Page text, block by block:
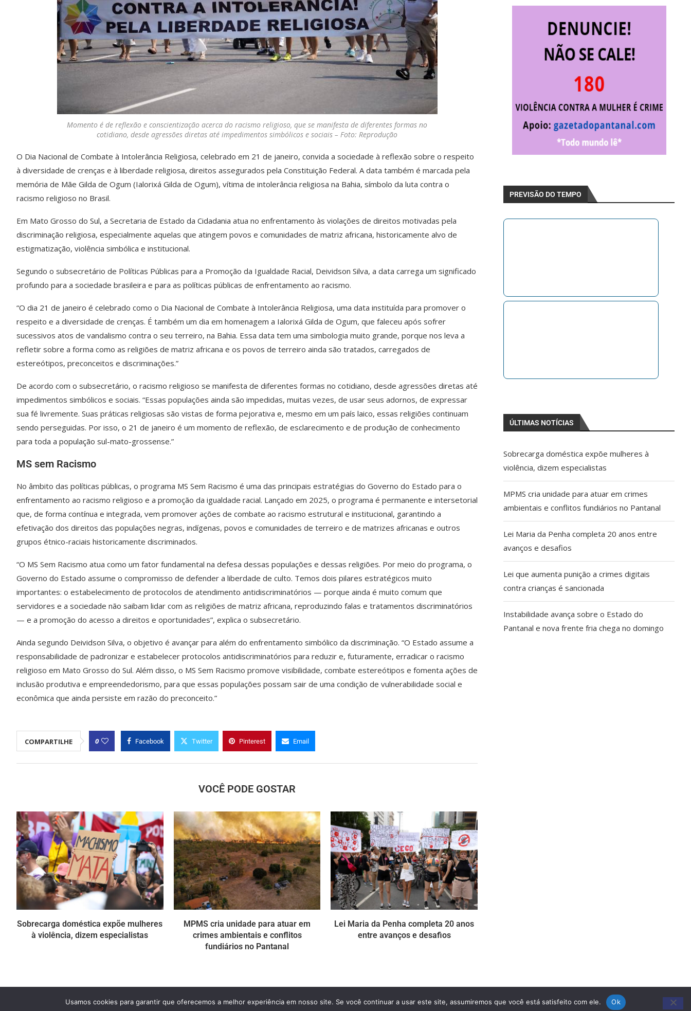
Momento é de reflexão e conscientização acerca do racismo religioso, que se manifesta de diferentes formas no
cotidiano, desde agressões diretas até impedimentos simbólicos e sociais – Foto: Reprodução
O Dia Nacional de Combate à Intolerância Religiosa, celebrado em 21 de janeiro, convida a sociedade à reflexão sobre o respeito
à diversidade de crenças e à liberdade religiosa, direitos assegurados pela Constituição Federal. A data também é marcada pela
memória de Mãe Gilda de Ogum (Ialorixá Gilda de Ogum), vítima de intolerância religiosa na Bahia, símbolo da luta contra o
racismo religioso no Brasil.
Em Mato Grosso do Sul, a Secretaria de Estado da Cidadania atua no enfrentamento às violações de direitos motivadas pela
discriminação religiosa, especialmente aquelas que atingem povos e comunidades de matriz africana, historicamente alvo de
estigmatização, violência simbólica e institucional.
Segundo o subsecretário de Políticas Públicas para a Promoção da Igualdade Racial, Deividson Silva, a data carrega um significado
profundo para a sociedade brasileira e para as políticas públicas de enfrentamento ao racismo.
“O dia 21 de janeiro é celebrado como o Dia Nacional de Combate à Intolerância Religiosa, uma data instituída para promover o
respeito e a diversidade de crenças. É também um dia em homenagem a Ialorixá Gilda de Ogum, que faleceu após sofrer
sucessivos atos de vandalismo contra o seu terreiro, na Bahia. Essa data tem uma simbologia muito grande, porque nos leva a
refletir sobre a forma como as religiões de matriz africana e os povos de terreiro ainda são tratados, carregados de
estereótipos, preconceitos e discriminações.”
De acordo com o subsecretário, o racismo religioso se manifesta de diferentes formas no cotidiano, desde agressões diretas até
impedimentos simbólicos e sociais. “Essas populações ainda são impedidas, muitas vezes, de usar seus adornos, de expressar
sua fé livremente. Suas práticas religiosas são vistas de forma pejorativa e, mesmo em um país laico, essas religiões continuam
sendo perseguidas. Por isso, o 21 de janeiro é um momento de reflexão, de esclarecimento e de produção de conhecimento
para toda a população sul-mato-grossense.”
MS sem Racismo
No âmbito das políticas públicas, o programa MS Sem Racismo é uma das principais estratégias do Governo do Estado para o
enfrentamento ao racismo religioso e a promoção da igualdade racial. Lançado em 2025, o programa é permanente e intersetorial
que, de forma contínua e integrada, vem promover ações de combate ao racismo estrutural e institucional, garantindo a
efetivação dos direitos das populações negras, indígenas, povos e comunidades de terreiro e de matrizes africanas e outros
grupos étnico-raciais historicamente discriminados.
“O MS Sem Racismo atua como um fator fundamental na defesa dessas populações e dessas religiões. Por meio do programa, o
Governo do Estado assume o compromisso de defender a liberdade de culto. Temos dois pilares estratégicos muito
importantes: o estabelecimento de protocolos de atendimento antidiscriminatórios — porque ainda é muito comum que
servidores e a sociedade não saibam lidar com as religiões de matriz africana, reproduzindo falas e tratamentos discriminatórios
— e a promoção do acesso a direitos e oportunidades”, explica o subsecretário.
Ainda segundo Deividson Silva, o objetivo é avançar para além do enfrentamento simbólico da discriminação. “O Estado assume a
responsabilidade de padronizar e estabelecer protocolos antidiscriminatórios para reduzir e, futuramente, erradicar o racismo
religioso em Mato Grosso do Sul. Além disso, o MS Sem Racismo promove visibilidade, combate estereótipos e fomenta ações de
inclusão produtiva e empreendedorismo, para que essas populações possam sair de uma condição de vulnerabilidade social e
econômica que ainda persiste em razão do preconceito.”
COMPARTILHE 0 Facebook Twitter Pinterest Email
VOCÊ PODE GOSTAR
Sobrecarga doméstica expõe mulheres
à violência, dizem especialistas
MPMS cria unidade para atuar em
crimes ambientais e conflitos
fundiários no Pantanal
Lei Maria da Penha completa 20 anos
entre avanços e desafios
PREVISÃO DO TEMPO
ÚLTIMAS NOTÍCIAS
Sobrecarga doméstica expõe mulheres à
violência, dizem especialistas
MPMS cria unidade para atuar em crimes
ambientais e conflitos fundiários no Pantanal
Lei Maria da Penha completa 20 anos entre
avanços e desafios
Lei que aumenta punição a crimes digitais
contra crianças é sancionada
Instabilidade avança sobre o Estado do
Pantanal e nova frente fria chega no domingo
Usamos cookies para garantir que oferecemos a melhor experiência em nosso site. Se você continuar a usar este site, assumiremos que você está satisfeito com ele. Ok